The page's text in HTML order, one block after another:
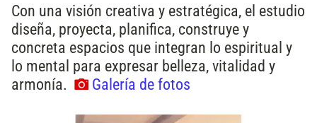
Con una visión creativa y estratégica, el estudio
diseña, proyecta, planifica, construye y
concreta espacios que integran lo espiritual y
lo mental para expresar belleza, vitalidad y
armonía.
Galería de fotos